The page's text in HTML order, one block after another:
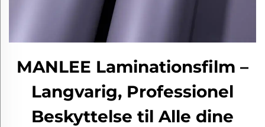
MANLEE Laminationsfilm –
Langvarig, Professionel
Beskyttelse til Alle dine